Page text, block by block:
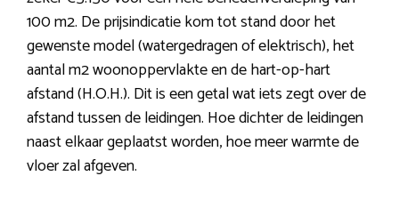
100 m2. De prijsindicatie kom tot stand door het
gewenste model (watergedragen of elektrisch), het
aantal m2 woonoppervlakte en de hart-op-hart
afstand (H.O.H.). Dit is een getal wat iets zegt over de
afstand tussen de leidingen. Hoe dichter de leidingen
naast elkaar geplaatst worden, hoe meer warmte de
vloer zal afgeven.